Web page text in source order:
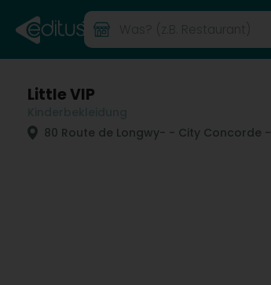
Little VIP
80 Route de Longwy- - City Concorde -